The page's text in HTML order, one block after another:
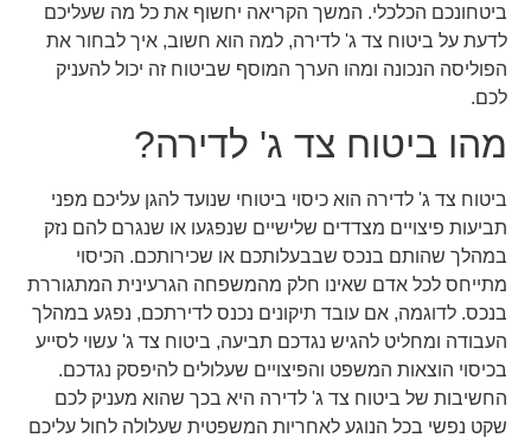
ביטחונכם הכלכלי. המשך הקריאה יחשוף את כל מה שעליכם
לדעת על ביטוח צד ג' לדירה, למה הוא חשוב, איך לבחור את
הפוליסה הנכונה ומהו הערך המוסף שביטוח זה יכול להעניק
לכם.
מהו ביטוח צד ג' לדירה?
ביטוח צד ג' לדירה הוא כיסוי ביטוחי שנועד להגן עליכם מפני
תביעות פיצויים מצדדים שלישיים שנפגעו או שנגרם להם נזק
במהלך שהותם בנכס שבבעלותכם או שכירותכם. הכיסוי
מתייחס לכל אדם שאינו חלק מהמשפחה הגרעינית המתגוררת
בנכס. לדוגמה, אם עובד תיקונים נכנס לדירתכם, נפגע במהלך
העבודה ומחליט להגיש נגדכם תביעה, ביטוח צד ג' עשוי לסייע
בכיסוי הוצאות המשפט והפיצויים שעלולים להיפסק נגדכם.
החשיבות של ביטוח צד ג' לדירה היא בכך שהוא מעניק לכם
שקט נפשי בכל הנוגע לאחריות המשפטית שעלולה לחול עליכם